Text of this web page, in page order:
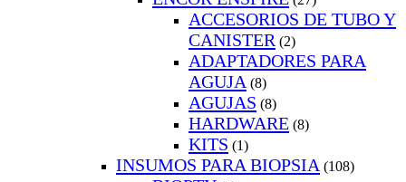
ACCESORIOS DE TUBO Y
CANISTER (2)
ADAPTADORES PARA
AGUJA (8)
AGUJAS (8)
HARDWARE (8)
KITS (1)
INSUMOS PARA BIOPSIA (108)